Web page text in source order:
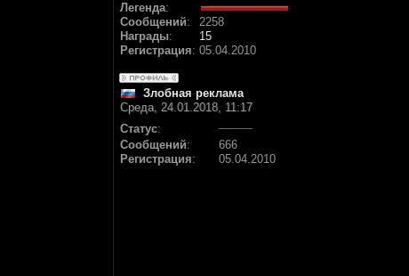
Легенда:
Сообщений:
2258
Награды:
15
Регистрация: 05.04.2010
Злобная реклама
Среда, 24.01.2018, 11:17
Статус:
Сообщений:
666
Регистрация: 05.04.2010